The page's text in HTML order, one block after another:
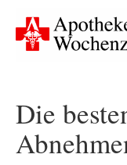
content
Die